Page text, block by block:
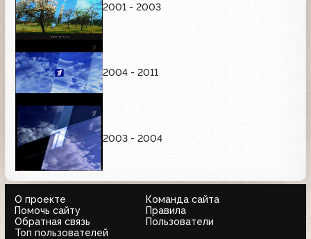
2001 - 2003
2004 - 2011
2003 - 2004
О проекте
Команда сайта
Помочь сайту
Правила
Обратная связь
Пользователи
Топ пользователей